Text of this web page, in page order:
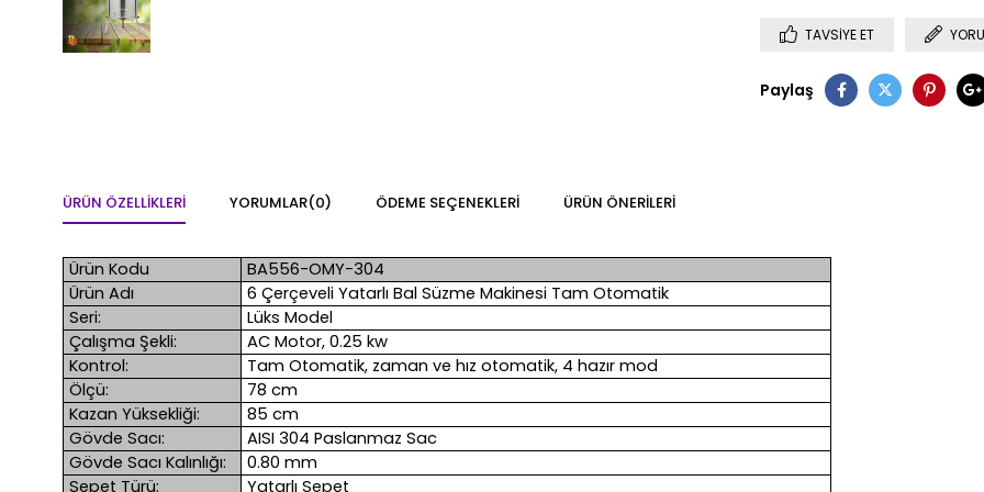
TAVSIYE ET
Paylaş
ÜRÜN ÖZELLIKLERI YORUMLAR(0) ÖDEME SEÇENEKLERI ÜRÜN ÖNERILERI
Ürün Kodu
BA556-OMY-304
Ürün Adı
6 Çerçeveli Yatarlı Bal Süzme Makinesi Tam Otomatik
Seri:
Lüks Model
Çalışma Şekli:
AC Motor, 0.25 kw
Kontrol:
Tam Otomatik, zaman ve hız otomatik, 4 hazır mod
Ölçü:
78 cm
Kazan Yüksekliği:
85 cm
Gövde Sacı:
AISI 304 Paslanmaz Sac
Gövde Sacı Kalınlığı:
0.80 mm
Sepet Türü:
Yatarlı Sepet